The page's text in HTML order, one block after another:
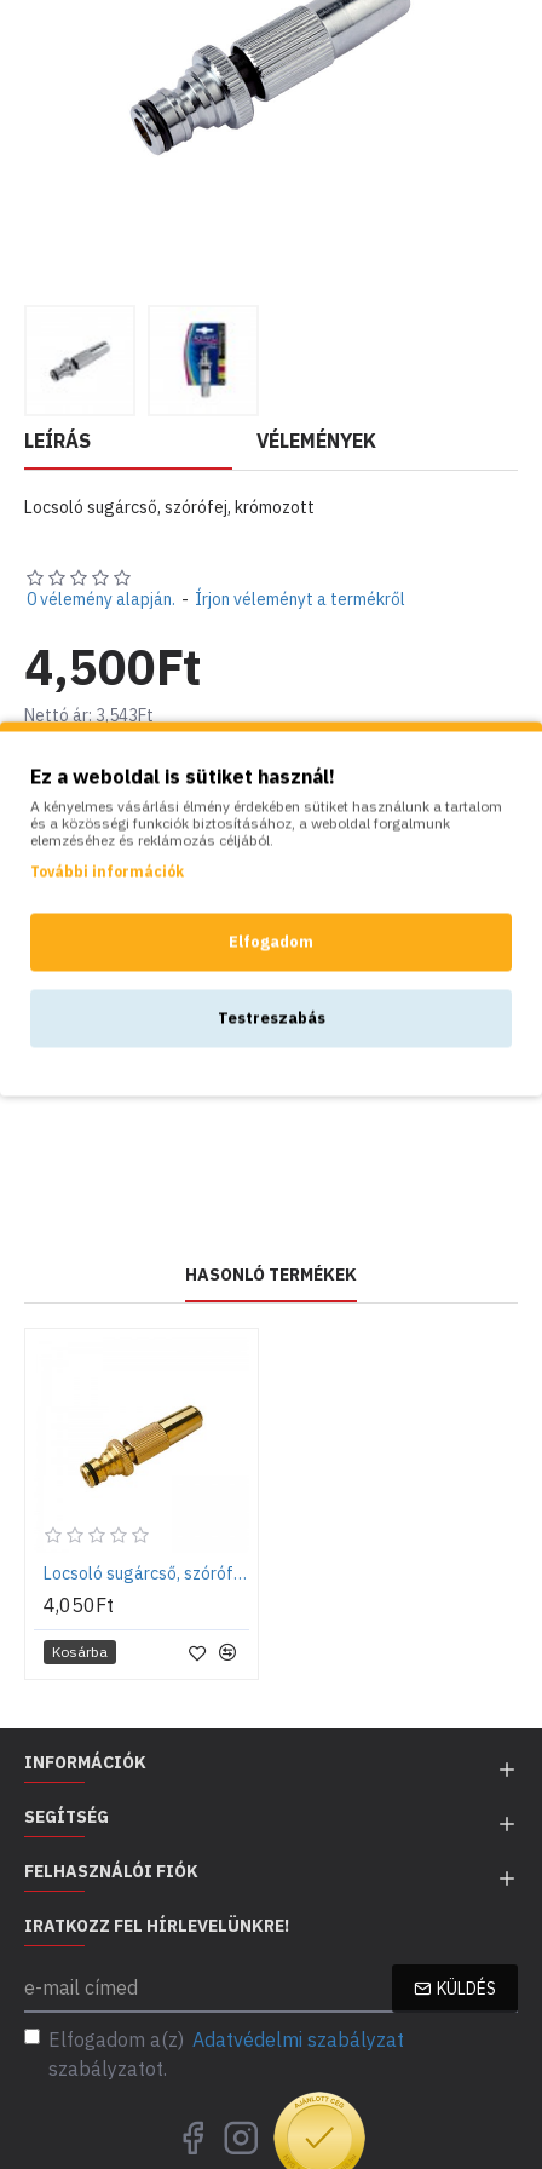
LEÍRÁS VÉLEMÉNYEK
Locsoló sugárcső, szórófej, krómozott
Készlet: Raktáron
Brand:Colortap
Model:CT-CHR480
Súly:0.20kg
0 vélemény alapján. - Írjon véleményt a termékről
4,500Ft
Nettó ár: 3,543Ft
SZÍNVARIÁCIÓK:
Locsoló
sugárcső,
HASONLÓ TERMÉKEK
Locsoló sugárcső, szórófej, réz
4,050Ft
Kosárba
INFORMÁCIÓK
SEGÍTSÉG
FELHASZNÁLÓI FIÓK
IRATKOZZ FEL HÍRLEVELÜNKRE!
KÜLDÉS
Elfogadom a(z) Adatvédelmi szabályzat
szabályzatot.
Ez a weboldal is sütiket használ!
A kényelmes vásárlási élmény érdekében sütiket használunk a tartalom
és a közösségi funkciók biztosításához, a weboldal forgalmunk
elemzéséhez és reklámozás céljából.
További információk
Elfogadom
Testreszabás